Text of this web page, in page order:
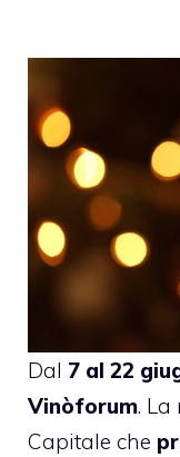
Dal 7 al 22
Vinòforum. La
Capitale che